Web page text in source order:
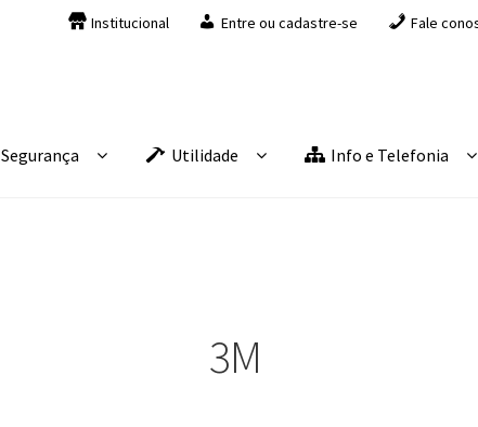
Institucional Entre ou cadastre-se Fale
Segurança Utilidade Info e Telefonia
3M